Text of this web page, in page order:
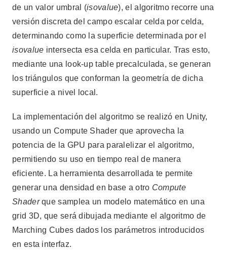
de un valor umbral (isovalue), el algoritmo recorre una
versión discreta del campo escalar celda por celda,
determinando como la superficie determinada por el
isovalue intersecta esa celda en particular. Tras esto,
mediante una look-up table precalculada, se generan
los triángulos que conforman la geometría de dicha
superficie a nivel local.
La implementación del algoritmo se realizó en Unity,
usando un Compute Shader que aprovecha la
potencia de la GPU para paralelizar el algoritmo,
permitiendo su uso en tiempo real de manera
eficiente. La herramienta desarrollada te permite
generar una densidad en base a otro Compute
Shaderque samplea un modelo matemático en una
grid 3D, que será dibujada mediante el algoritmo de
Marching Cubes dados los parámetros introducidos
en esta interfaz.